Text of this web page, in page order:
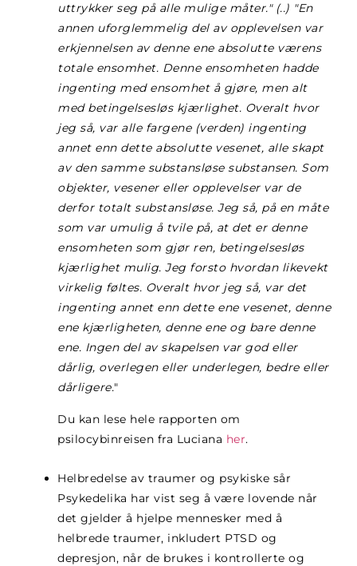
uttrykker seg på alle mulige måter." (..) "En
annen uforglemmelig del av opplevelsen var
erkjennelsen av denne ene absolutte værens
totale ensomhet. Denne ensomheten hadde
ingenting med ensomhet å gjøre, men alt
med betingelsesløs kjærlighet. Overalt hvor
jeg så, var alle fargene (verden) ingenting
annet enn dette absolutte vesenet, alle skapt
av den samme substansløse substansen. Som
objekter, vesener eller opplevelser var de
derfor totalt substansløse. Jeg så, på en måte
som var umulig å tvile på, at det er denne
ensomheten som gjør ren, betingelsesløs
kjærlighet mulig. Jeg forsto hvordan likevekt
virkelig føltes. Overalt hvor jeg så, var det
ingenting annet enn dette ene vesenet, denne
ene kjærligheten, denne ene og bare denne
ene. Ingen del av skapelsen var god eller
dårlig, overlegen eller underlegen, bedre eller
dårligere."
Du kan lese hele rapporten om
psilocybinreisen fra Luciana her.
Helbredelse av traumer og psykiske sår
Psykedelika har vist seg å være lovende når
det gjelder å hjelpe mennesker med å
helbrede traumer, inkludert PTSD og
depresjon, når de brukes i kontrollerte og